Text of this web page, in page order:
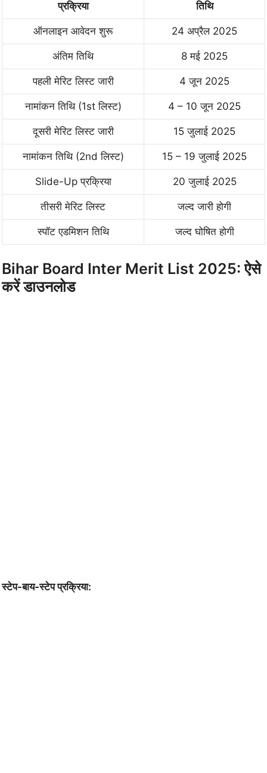
प्रक्रिया तिथि
ऑनलाइन आवेदन शुरू 24 अप्रैल 2025
अंतिम तिथि 8 मई 2025
पहली मेरिट लिस्ट जारी 4 जून 2025
नामांकन तिथि (1st लिस्ट) 4 – 10 जून 2025
दूसरी मेरिट लिस्ट जारी 15 जुलाई 2025
नामांकन तिथि (2nd लिस्ट) 15 – 19 जुलाई 2025
Slide-Up प्रक्रिया 20 जुलाई 2025
तीसरी मेरिट लिस्ट जल्द जारी होगी
स्पॉट एडमिशन तिथि जल्द घोषित होगी
Bihar Board Inter Merit List 2025: ऐसे
करें डाउनलोड
स्टेप-बाय-स्टेप प्रक्रिया: